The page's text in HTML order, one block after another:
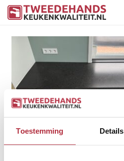
Toestemming Details